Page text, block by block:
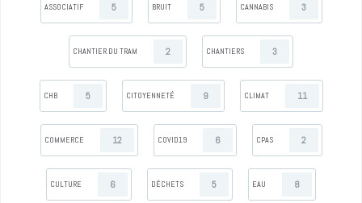
ASSOCIATIF 5 BRUIT 5 CANNABIS 3
CHANTIER DU TRAM 2 CHANTIERS 3
CHB 5 CITOYENNETÉ 9 CLIMAT 11
COMMERCE 12 COVID19 6 CPAS 2
CULTURE 6 DÉCHETS 5 EAU 8